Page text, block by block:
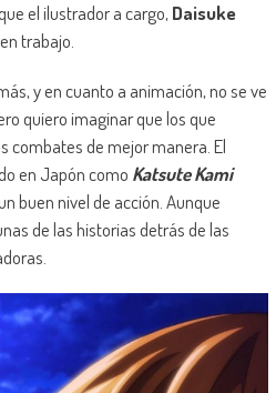
el ilustrador a cargo, Daisuke
trabajo.
y en cuanto a animación, no se ve
quiero imaginar que los que
combates de mejor manera. El
en Japón como Katsute Kami
buen nivel de acción. Aunque
de las historias detrás de las